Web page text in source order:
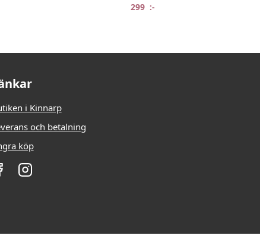
299 :-
i Kinnarp
och betalning
köp